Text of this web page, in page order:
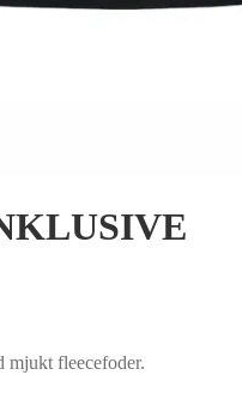
mjukt fleecefoder.